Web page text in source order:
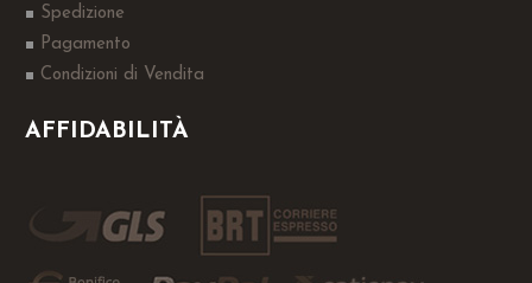
Spedizione
Pagamento
Condizioni di Vendita
AFFIDABILITÀ